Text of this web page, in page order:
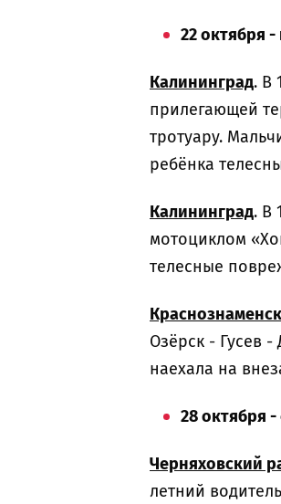
22 октября
Калининград. В
прилегающей
тротуару.
ребёнка
Калининград. В
мотоциклом
телесные
Озёрск - Гусев
наехала на
28 октября
Черняховский
летний